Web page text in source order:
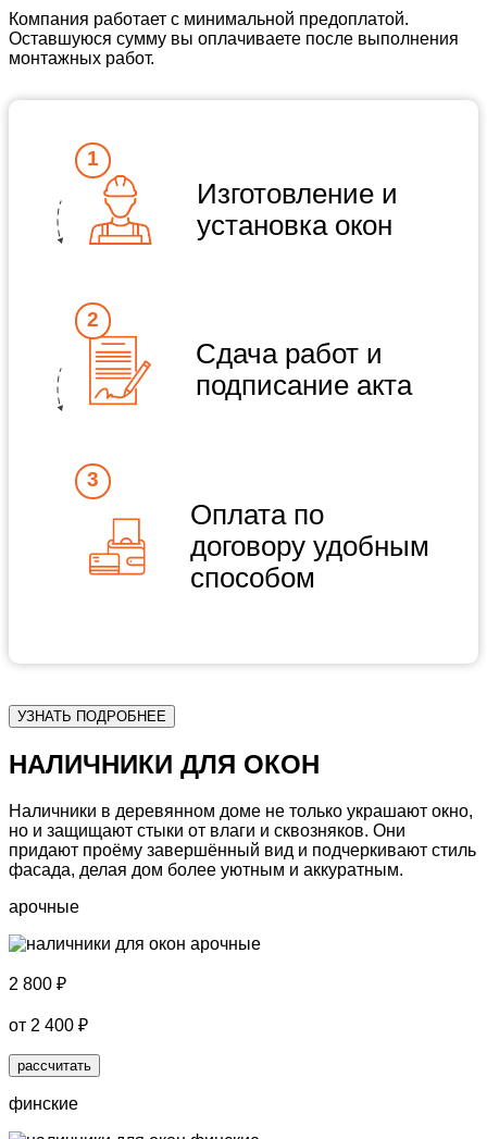
Компания работает с минимальной предоплатой.
Оставшуюся сумму вы оплачиваете после выполнения
монтажных работ.
Изготовление и
установка окон
Сдача работ и
подписание акта
Оплата по
договору удобным
способом
УЗНАТЬ ПОДРОБНЕЕ
НАЛИЧНИКИ ДЛЯ ОКОН
Наличники в деревянном доме не только украшают окно,
но и защищают стыки от влаги и сквозняков. Они
придают проёму завершённый вид и подчеркивают стиль
фасада, делая дом более уютным и аккуратным.
арочные
2 800 ₽
от 2 400 ₽
рассчитать
финские